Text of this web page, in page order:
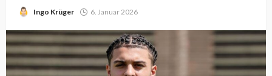
Ingo Krüger 6. Januar 2026